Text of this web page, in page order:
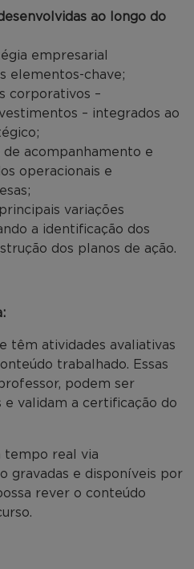
ao longo do
empresarial
elementos-chave;
corporativos –
– integrados ao
acompanhamento e
operacionais e
variações
a identificação dos
dos planos de ação.
têm atividades avaliativas
trabalhado. Essas
podem ser
e validam a certificação do
tempo real via
gravadas e disponíveis por
rever o conteúdo